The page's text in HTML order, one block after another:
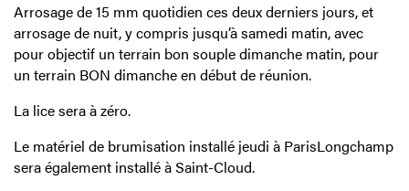
Arrosage de 15 mm quotidien ces deux derniers jours, et
arrosage de nuit, y compris jusqu’à samedi matin, avec
pour objectif un terrain bon souple dimanche matin, pour
un terrain BON dimanche en début de réunion.
La lice sera à zéro.
Le matériel de brumisation installé jeudi à ParisLongchamp
sera également installé à Saint-Cloud.